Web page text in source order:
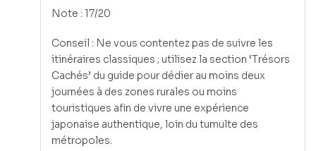
Note : 17/20
Conseil : Ne vous contentez pas de suivre les
itinéraires classiques ; utilisez la section ‘Trésors
Cachés’ du guide pour dédier au moins deux
journées à des zones rurales ou moins
touristiques afin de vivre une expérience
japonaise authentique, loin du tumulte des
métropoles.